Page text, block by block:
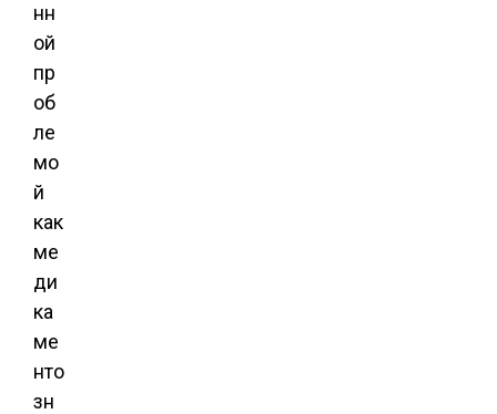
нн
ой
пр
об
ле
мо
й
как
ме
ди
ка
ме
нто
зн